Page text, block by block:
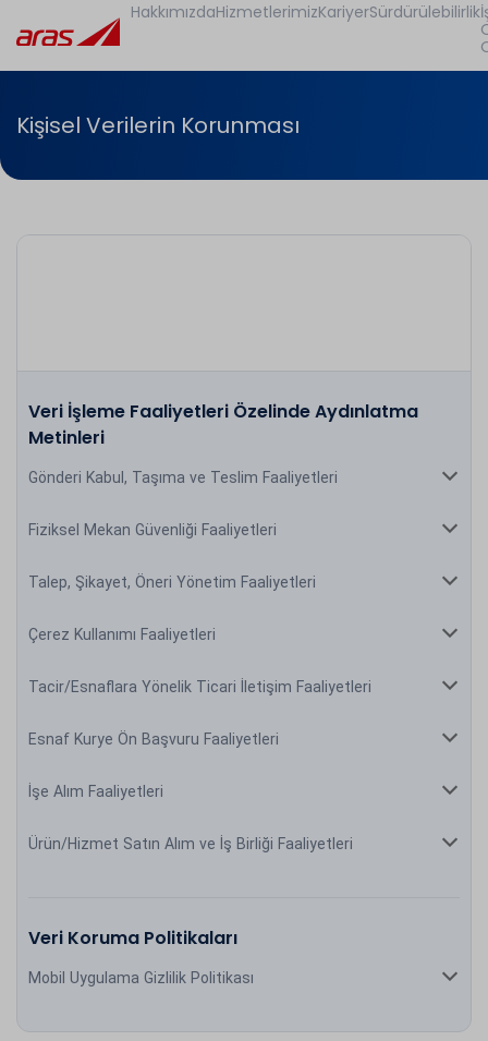
HakkımızdaHizmetlerimizKariyerSürdürülebilirlik
Kişisel Verilerin Korunması
Veri İşleme Faaliyetleri Özelinde Aydınlatma
Metinleri
Gönderi Kabul, Taşıma ve Teslim Faaliyetleri
Fiziksel Mekan Güvenliği Faaliyetleri
Talep, Şikayet, Öneri Yönetim Faaliyetleri
Çerez Kullanımı Faaliyetleri
Tacir/Esnaflara Yönelik Ticari İletişim Faaliyetleri
Esnaf Kurye Ön Başvuru Faaliyetleri
İşe Alım Faaliyetleri
Ürün/Hizmet Satın Alım ve İş Birliği Faaliyetleri
Veri Koruma Politikaları
Mobil Uygulama Gizlilik Politikası